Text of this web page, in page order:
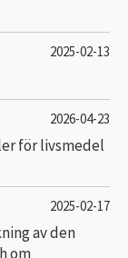
2025-02-13
2026-04-23
för livsmedel
2025-02-17
av den
om